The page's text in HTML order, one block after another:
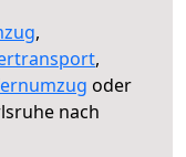
,
,
oder
nach